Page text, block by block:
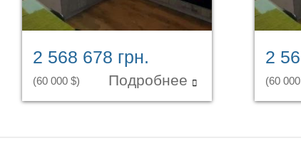
2 568 678 грн.
(60 000 $) Подробнее
2
(60